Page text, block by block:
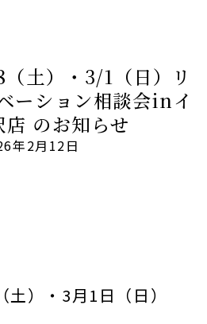
（土）・3/1（日）リ
ーション相談会inイ
店 のお知らせ
年2月12日
）・3月1日（日）